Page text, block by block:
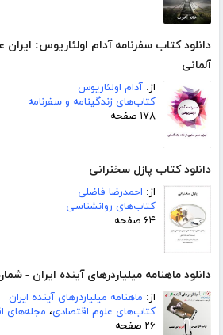
دانلود کتاب سفرنامه آدام اولئاریوس:
آلمانی
از: آدام اولئاریوس
کتاب‌های زندگینامه و سفرنامه
۱۷۸ صفحه
دانلود کتاب پازل سخنرانی
از: احمدرضا فاضلی
کتاب‌های روانشناسی
۶۴ صفحه
دانلود ماهنامه میلیاردرهای آینده ایران - شماره
از: ماهنامه میلیاردرهای آینده ایران
کتاب‌های علوم اقتصادی، مجله‌های
۲۶ صفحه